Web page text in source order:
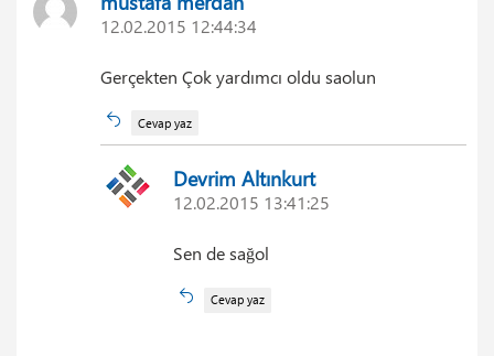
12.02.2015 12:44:34
Gerçekten Çok yardımcı oldu saolun
Cevap yaz
Devrim Altınkurt
12.02.2015 13:41:25
Sen de sağol
Cevap yaz